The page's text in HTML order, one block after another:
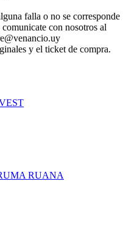
falla o no se corresponde
con nosotros al
y el ticket de compra.